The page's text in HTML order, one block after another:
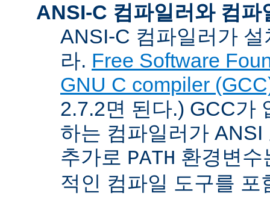
ANSI-C 컴파일러와 컴파
ANSI-C 컴파일러가
라. Free Software
GNU C compiler
2.7.2면 된다.) GCC가
하는 컴파일러가
추가로 PATH 환경변
적인 컴파일 도구를 포